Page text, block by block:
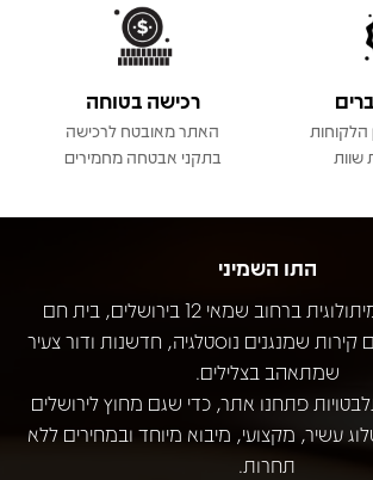
הלקוחות
שוות
רכישה בטוחה
האתר מאובטח לרכישה
בתקני אבטחה מחמירים
התו השמיני
חנות תקליטים מיתולוגית ברחוב שמאי 12 בירושלים, בית חם
קירות שמנגנים נוסטלגיה, חדשנות ודור צעיר
שמתאהב בצלילים.
פתחנו אתר, כדי שגם מחוץ לירושלים
עשיר, מקצועי, מיבוא מיוחד ובמחירים ללא
תחרות.